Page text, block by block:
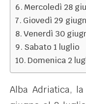
Mercoledì 28
Giovedì 29
Venerdì 30
Sabato 1 luglio
Domenica 2
Alba Adriatica, la